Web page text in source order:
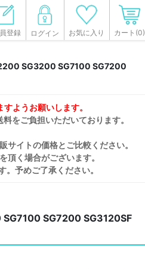
登録 ログイン お気に入り カート(0)
SG3200 SG7100 SG7200
ようお願いします。
をご負担いただいております。
イトの価格とご比較ください。
く場合がございます。
予めご了承ください。
SG7100 SG7200 SG3120SF